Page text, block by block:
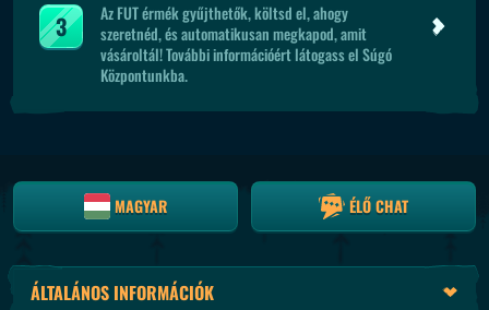
3
Az FUT érmék gyűjthetők, költsd el, ahogy
szeretnéd, és automatikusan megkapod, amit
vásároltál! További információért látogass el Súgó
Központunkba.
MAGYAR ÉLŐ CHAT
ÁLTALÁNOS INFORMÁCIÓK